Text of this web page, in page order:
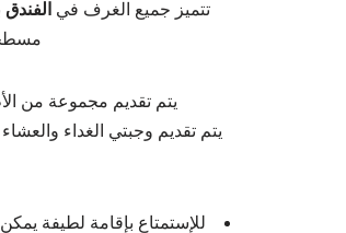
تتميز جميع الغرف في الفندق
يتم تقديم مجموعة من
يتم تقديم وجبتي الغداء
للإستمتاع بإقامة لطيفة